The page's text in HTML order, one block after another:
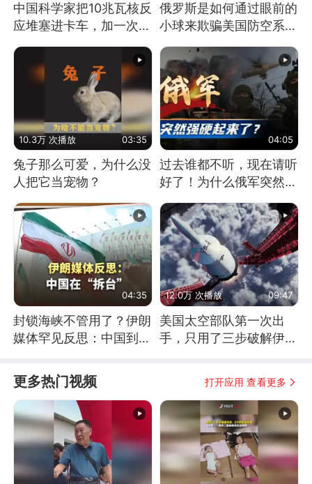
中国科学家把10兆瓦核反
应堆塞进卡车，加一次燃
料能跑几十年
俄罗斯是如何通过眼前的
小球来欺骗美国防空系统
的
10.3万 次播放 03:35
兔子那么可爱，为什么没
人把它当宠物？
04:05
过去谁都不听，现在请听
好了！为什么俄军突然强
04:35
封锁海峡不管用了？伊朗
媒体罕见反思：中国到底
12.0万 次播放 09:47
美国太空部队第一次出
手，只用了三步破解伊朗
更多热门视频 打开应用 查看更多